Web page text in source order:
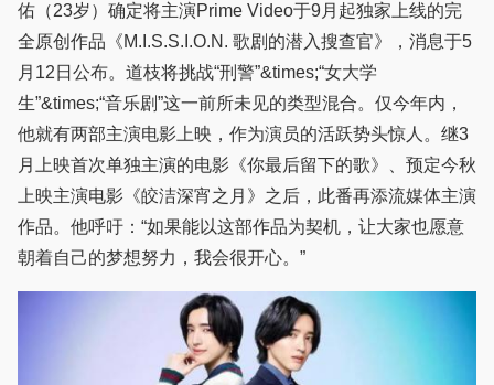
佑（23岁）确定将主演Prime Video于9月起独家上线的完
全原创作品《M.I.S.S.I.O.N. 歌剧的潜入搜查官》，消息于5
月12日公布。道枝将挑战“刑警”&times;“女大学
生”&times;“音乐剧”这一前所未见的类型混合。仅今年内，
他就有两部主演电影上映，作为演员的活跃势头惊人。继3
月上映首次单独主演的电影《你最后留下的歌》、预定今秋
上映主演电影《皎洁深宵之月》之后，此番再添流媒体主演
作品。他呼吁：“如果能以这部作品为契机，让大家也愿意
朝着自己的梦想努力，我会很开心。”